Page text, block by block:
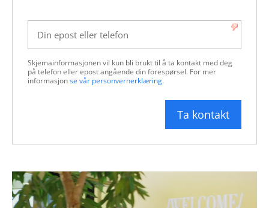
Skjemainformasjonen vil kun bli brukt til å ta kontakt med deg
på telefon eller epost angående din forespørsel. For mer
informasjon se vår personvernerklæring.